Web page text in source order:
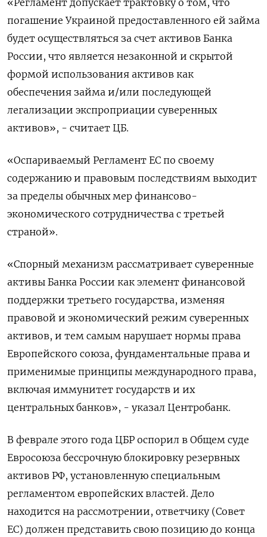
«Регламент допускает трактовку о том, ‌что
погашение Украиной предоставленного ей займа
будет осуществляться за счет активов Банка
России, что является незаконной и скрытой ​
формой использования активов ​как
обеспечения ‌займа и/или последующей
легализации экспроприации суверенных
активов», - считает ЦБ.
«Оспариваемый Регламент ​ЕС по своему
содержанию и правовым последствиям выходит
за пределы обычных мер финансово-
экономического сотрудничества с третьей
страной».
«Спорный механизм рассматривает суверенные
активы Банка России как элемент финансовой
поддержки третьего государства, изменяя
правовой и экономический режим суверенных
активов, и тем самым нарушает нормы права ​
Европейского союза, фундаментальные права ⁠и
применимые принципы международного права,
включая иммунитет государств и их
центральных банков», - указал Центробанк.
В ‌феврале этого года ЦБР оспорил в Общем суде
‌Евросоюза бессрочную блокировку резервных
активов РФ, установленную специальным
регламентом европейских властей. ​Дело
находится на рассмотрении, ответчику (Совет
ЕС) должен представить ‌свою позицию до конца